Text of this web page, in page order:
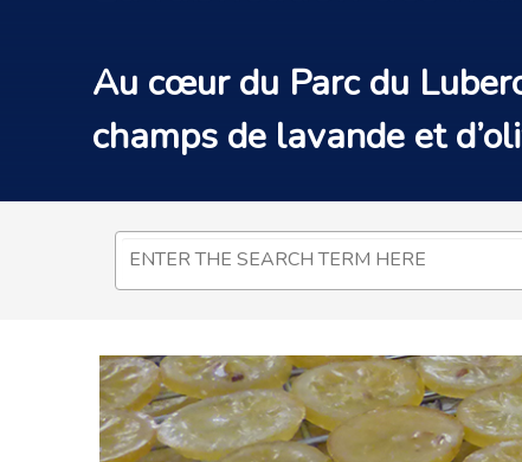
Au cœur du Parc du
champs de lavande et